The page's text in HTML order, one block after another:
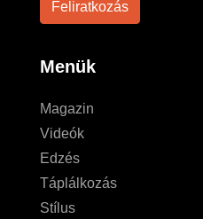
Menük
Magazin
Videók
Edzés
Táplálkozás
Stílus